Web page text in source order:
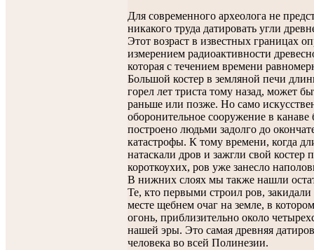
Для современного археолога не
никакого труда датировать угли
Этот возраст в известных границах
измерением радиоактивности
которая с течением времени
Большой костер в земляной печи
горел лет триста тому назад, может
раньше или позже. Но само
оборонительное сооружение в канаве
построено людьми задолго до
катастрофы. К тому времени, когда
натаскали дров и зажгли свой костер
короткоухих, ров уже занесло
В нижних слоях мы также нашли
Те, кто первыми строил ров,
месте щебнем очаг на земле, в
огонь, приблизительно около
нашей эры. Это самая древняя
человека во всей Полинезии.